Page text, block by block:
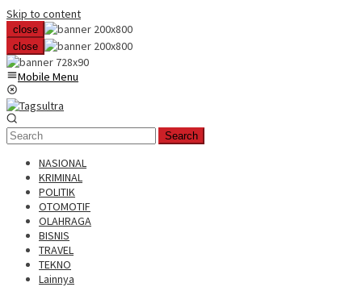
Skip to content
close
close
Mobile Menu
Search
NASIONAL
KRIMINAL
POLITIK
OTOMOTIF
OLAHRAGA
BISNIS
TRAVEL
TEKNO
Lainnya